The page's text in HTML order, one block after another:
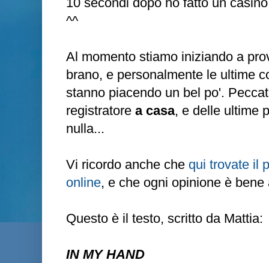
^^
Al momento stiamo iniziando a
brano, e personalmente le ultime
stanno piacendo un bel po'.
registratore a casa, e delle ultime
nulla...
Vi ricordo anche che qui trovate il
online, e che ogni opinione è bene
Questo è il testo, scritto da Mattia:
IN MY HAND